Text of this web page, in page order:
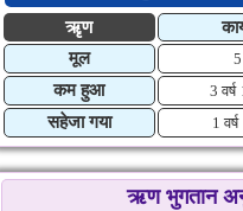
ऋृण
मूल
5
कम हुआ 3 वर्ष
सहेजा गया 1 वर्ष
ऋण भुगतान